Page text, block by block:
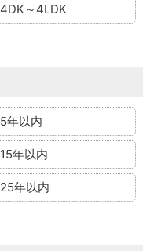
4DK～4LDK
5年以内
15年以内
25年以内